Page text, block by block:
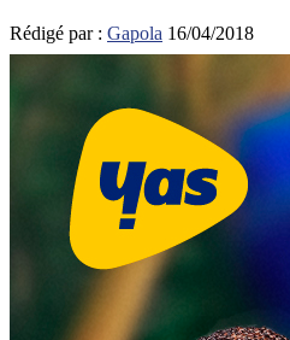
Rédigé par : Gapola 16/04/2018